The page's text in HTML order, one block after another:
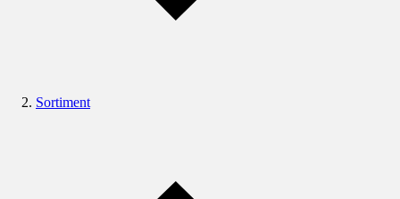
Sortiment